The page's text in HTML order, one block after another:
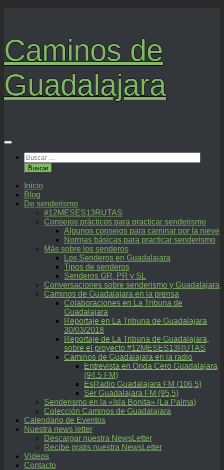
Caminos de
Guadalajara
Buscar:
Inicio
Blog
De senderismo
#12MESES13RUTAS
Consejos prácticos para practicar senderismo
Algunos consejos para caminar por la nieve
Normas básicas para practicar senderismo
Más sobre los senderos
Los Senderos en Guadalajara
Tipos de senderos
Senderos GR, PR y SL
Conversaciones sobre senderismo y Guadalajara
Caminos de Guadalajara en la prensa
Colaboraciones en La Tribuna de
Guadalajara
Reportaje en La Tribuna de Guadalajara
30/03/2018
Reportaje de La Tribuna de Guadalajara,
sobre el proyecto #12MESES13RUTAS
Caminos de Guadalajara en la radio
Entrevista en Onda Cero Guadalajara
(94.5 FM)
EsRadio Guadalajara FM (106,5)
Ser Guadalajara FM (95,5)
Senderismo en la «Isla Bonita» (La Palma)
Colección Caminos de Guadalajara
Calendario de Eventos
Nuestra news letter
Descargar nuestra NewsLetter
Recibe gratis nuestra NewsLetter
Videos
Contacto